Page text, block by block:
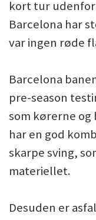
kort tur
Barcelona har
var ingen røde
Barcelona
pre-season
som kørerne og
har en god
skarpe sving,
materiellet.
Desuden er